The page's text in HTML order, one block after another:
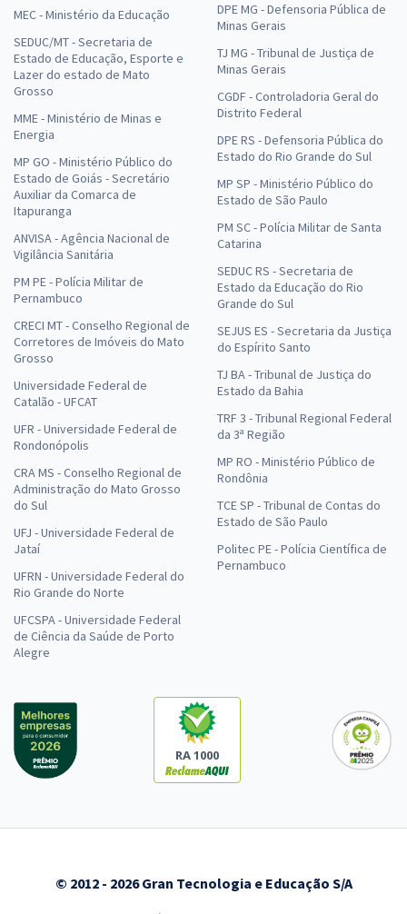
MEC - Ministério da Educação
SEDUC/MT - Secretaria de
Estado de Educação, Esporte e
Lazer do estado de Mato
Grosso
MME - Ministério de Minas e
Energia
MP GO - Ministério Público do
Estado de Goiás - Secretário
Auxiliar da Comarca de
Itapuranga
ANVISA - Agência Nacional de
Vigilância Sanitária
PM PE - Polícia Militar de
Pernambuco
CRECI MT - Conselho Regional de
Corretores de Imóveis do Mato
Grosso
Universidade Federal de
Catalão - UFCAT
UFR - Universidade Federal de
Rondonópolis
CRA MS - Conselho Regional de
Administração do Mato Grosso
do Sul
UFJ - Universidade Federal de
Jataí
UFRN - Universidade Federal do
Rio Grande do Norte
UFCSPA - Universidade Federal
de Ciência da Saúde de Porto
Alegre
DPE MG - Defensoria Pública de
Minas Gerais
TJ MG - Tribunal de Justiça de
Minas Gerais
CGDF - Controladoria Geral do
Distrito Federal
DPE RS - Defensoria Pública do
Estado do Rio Grande do Sul
MP SP - Ministério Público do
Estado de São Paulo
PM SC - Polícia Militar de Santa
Catarina
SEDUC RS - Secretaria de
Estado da Educação do Rio
Grande do Sul
SEJUS ES - Secretaria da Justiça
do Espírito Santo
TJ BA - Tribunal de Justiça do
Estado da Bahia
TRF 3 - Tribunal Regional Federal
da 3ª Região
MP RO - Ministério Público de
Rondônia
TCE SP - Tribunal de Contas do
Estado de São Paulo
Politec PE - Polícia Científica de
Pernambuco
RA 1000
© 2012 - 2026 Gran Tecnologia e Educação S/A